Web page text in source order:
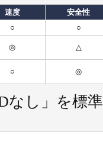
速度
安全性
○ ○
◎ △
○ ◎
なし」を標